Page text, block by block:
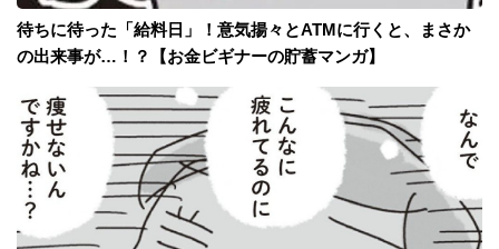
待ちに待った「給料日」！意気揚々とATMに行くと、まさか
の出来事が…！？【お金ビギナーの貯蓄マンガ】